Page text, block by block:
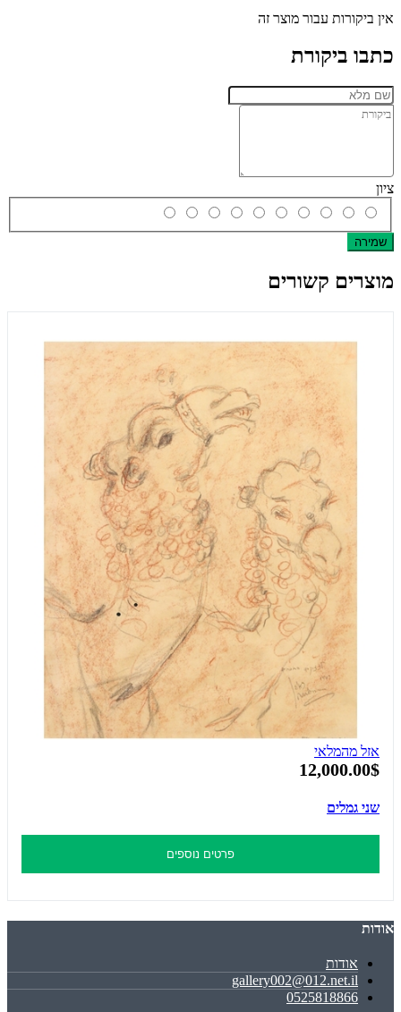
אין ביקורות עבור מוצר זה
כתבו ביקורת
ציון
שמירה
מוצרים קשורים
אזל מהמלאי
12,000.00$
שני גמלים
פרטים נוספים
אודות
אודות
gallery002@012.net.il
0525818866